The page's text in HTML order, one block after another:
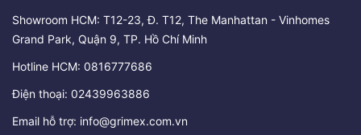
Showroom HCM: T12-23, Đ. T12, The Manhattan - Vinhomes
Grand Park, Quận 9, TP. Hồ Chí Minh
Hotline HCM: 0816777686
Điện thoại: 02439963886
Email hỗ trợ: info@grimex.com.vn